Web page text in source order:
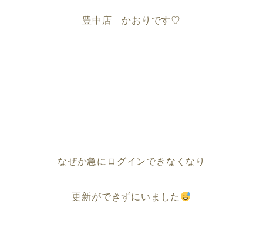
豊中店 かおりです♡
なぜか急にログインできなくなり
更新ができずにいました